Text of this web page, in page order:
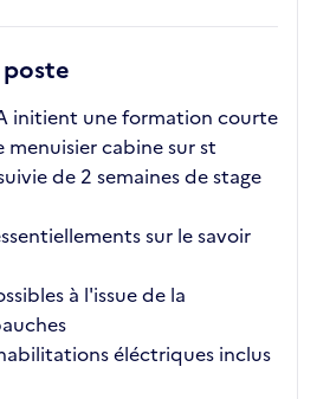
initient une formation courte
menuisier cabine sur st
de 2 semaines de stage
sur le savoir
à l'issue de la
éléctriques inclus